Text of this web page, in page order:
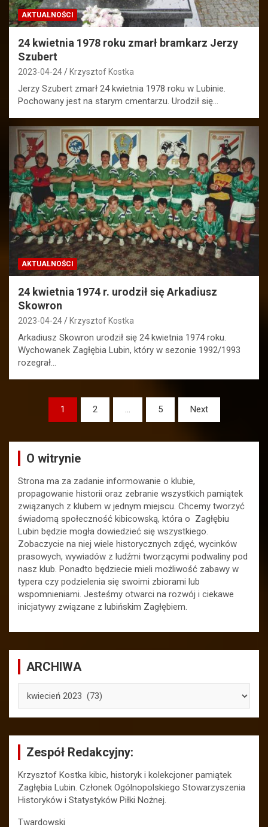
AKTUALNOŚCI
24 kwietnia 1978 roku zmarł bramkarz Jerzy
Szubert
2023-04-24 Krzysztof Kostka
Jerzy Szubert zmarł 24 kwietnia 1978 roku w Lubinie.
Pochowany jest na starym cmentarzu. Urodził się…
AKTUALNOŚCI
24 kwietnia 1974 r. urodził się Arkadiusz
Skowron
2023-04-24 Krzysztof Kostka
Arkadiusz Skowron urodził się 24 kwietnia 1974 roku.
Wychowanek Zagłębia Lubin, który w sezonie 1992/1993
rozegrał…
Stronicowanie
wpisów
1 2 … 5 Next
O witrynie
Strona ma za zadanie informowanie o klubie,
propagowanie historii oraz zebranie wszystkich pamiątek
związanych z klubem w jednym miejscu. Chcemy tworzyć
świadomą społeczność kibicowską, która o Zagłębiu
Lubin będzie mogła dowiedzieć się wszystkiego.
Zobaczycie na niej wiele historycznych zdjęć, wycinków
prasowych, wywiadów z ludźmi tworzącymi podwaliny pod
nasz klub. Ponadto będziecie mieli możliwość zabawy w
typera czy podzielenia się swoimi zbiorami lub
wspomnieniami. Jesteśmy otwarci na rozwój i ciekawe
inicjatywy związane z lubińskim Zagłębiem.
ARCHIWA
Zespół Redakcyjny:
Krzysztof Kostka kibic, historyk i kolekcjoner pamiątek
Zagłębia Lubin. Członek Ogólnopolskiego Stowarzyszenia
Historyków i Statystyków Piłki Nożnej.
Twardowski